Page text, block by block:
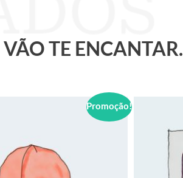
TE ENCANTAR.
Promoção!